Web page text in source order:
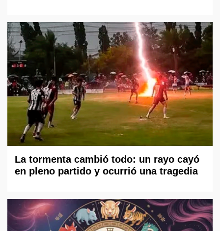
La tormenta cambió todo: un rayo cayó
en pleno partido y ocurrió una tragedia